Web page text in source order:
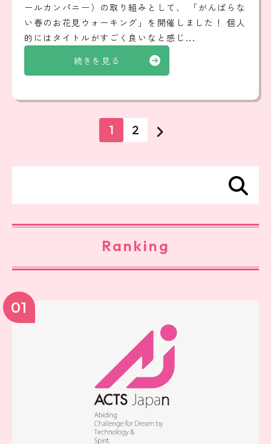
続きを見る
ールカンパニー）の取り組みとして、 「がんばらな
い春のお花見ウォーキング」を開催しました！ 個人
的にはタイトルがすごく良いなと感じ...
1 2
Ranking
01